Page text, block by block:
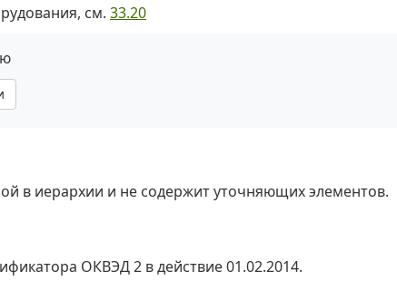
см. 33.20
в иерархии и не содержит уточняющих элементов.
ОКВЭД 2 в действие 01.02.2014.